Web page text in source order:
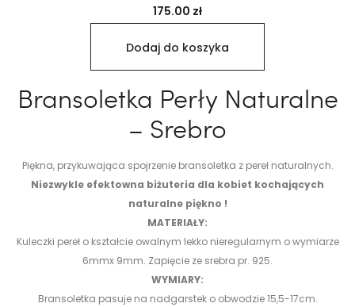
175.00 zł
Dodaj do koszyka
Bransoletka Perły Naturalne
– Srebro
Piękna, przykuwająca spojrzenie bransoletka z pereł naturalnych.
Niezwykle efektowna biżuteria dla kobiet kochających
naturalne piękno !
MATERIAŁY:
Kuleczki pereł o kształcie owalnym lekko nieregularnym o wymiarze
6mmx 9mm. Zapięcie ze srebra pr. 925.
WYMIARY:
Bransoletka pasuje na nadgarstek o obwodzie 15,5-17cm.